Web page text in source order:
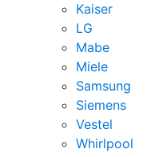
Kaiser
LG
Mabe
Miele
Samsung
Siemens
Vestel
Whirlpool